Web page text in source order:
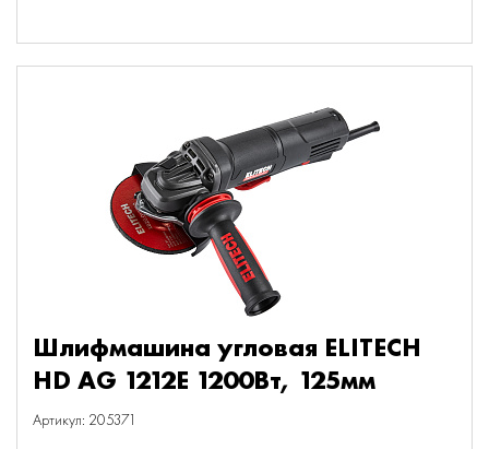
Шлифмашина угловая ELITECH
HD AG 1212E 1200Вт, 125мм
Артикул: 205371